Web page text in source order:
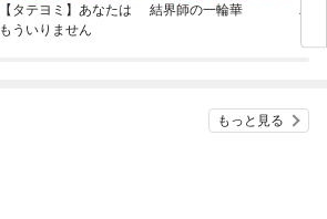
【タテヨミ】あなたは
もういりません
結界師の一輪華
バ
今
もっと見る